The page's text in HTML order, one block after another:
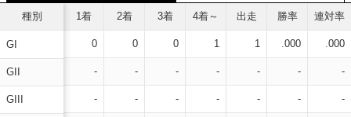
種別
GI
GII
GIII
1着 2着 3着 4着～ 出走 勝率 連対率
0 0 0 1 1 .000 .000
- - - - - - -
- - - - - - -